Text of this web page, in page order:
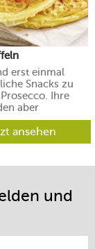
erst einmal
Snacks zu
Ihre
aber
ansehen
und